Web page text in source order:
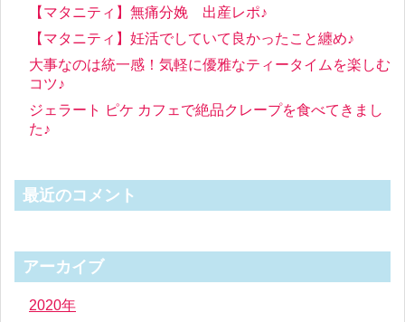
【マタニティ】無痛分娩 出産レポ♪
【マタニティ】妊活でしていて良かったこと纏め♪
大事なのは統一感！気軽に優雅なティータイムを楽しむ
コツ♪
ジェラート ピケ カフェで絶品クレープを食べてきまし
た♪
最近のコメント
アーカイブ
2020年